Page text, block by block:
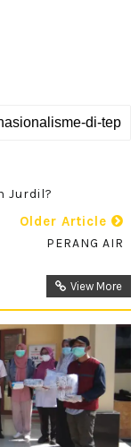
Jurdil?
Older Article
PERANG AIR
View More